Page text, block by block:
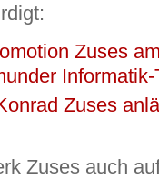
Zuses
Informatik-
Zuses
Zuses auch